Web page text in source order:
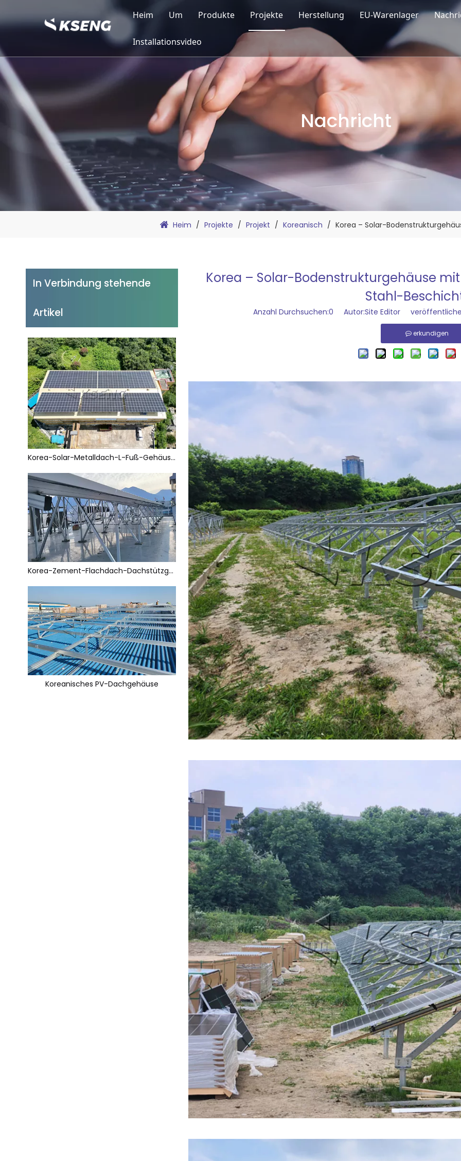
Heim Um
Kseng-Profil
Meilensteine
Kseng-Struktur
Produktionsqualität
Zertifizierung
Produkte
Balkon Solar
Solar-Carport
Solardach-Montagesystem
Solar-Bodenmontagesystem
Solarpark-Montagesystem
Solar-Tracking-System
Solarzubehör
Projekte Herstellung EU-Warenlager
Installationsvideo
Nachricht
Heim / Projekte / Projekt / Koreanisch / Korea – Solar-
In Verbindung stehende
Artikel
Korea-Solar-Metalldach-L-Fuß-Gehäuse 237,39 kW
Korea-Zement-Flachdach-Dachstützgehäuse – 43,65 kW
Koreanisches PV-Dachgehäuse
Korea – Solar-Bodenstrukturgehäuse
Stahl-
Anzahl Durchsuchen:0 Autor:Site Editor
erkundigen